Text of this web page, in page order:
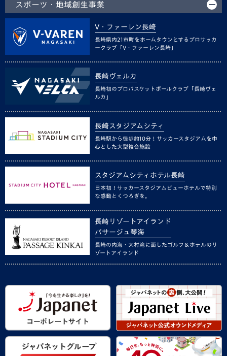
スポーツ・地域創生事業
V・ファーレン長崎
長崎県内21市町をホームタウンとするプロサッカ
ークラブ「V・ファーレン長崎」
長崎ヴェルカ
長崎初のプロバスケットボールクラブ「長崎ヴェ
ルカ」
長崎スタジアムシティ
長崎駅から徒歩約10分！サッカースタジアムを中
心とした大型複合施設
スタジアムシティホテル長崎
日本初！サッカースタジアムビューホテルで特別
な感動とくつろぎを。
長崎リゾートアイランド
パサージュ琴海
長崎の内海・大村湾に面したゴルフ＆ホテルのリ
ゾートアイランド